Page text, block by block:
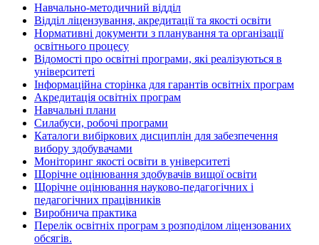
Навчально-методичний відділ
Відділ ліцензування, акредитації та якості освіти
Нормативні документи з планування та організації
освітнього процесу
Відомості про освітні програми, які реалізуються в
університеті
Інформаційна сторінка для гарантів освітніх програм
Акредитація освітніх програм
Навчальні плани
Силабуси, робочі програми
Каталоги вибіркових дисциплін для забезпечення
вибору здобувачами
Моніторинг якості освіти в університеті
Щорічне оцінювання здобувачів вищої освіти
Щорічне оцінювання науково-педагогічних і
педагогічних працівників
Виробнича практика
Перелік освітніх програм з розподілoм ліцензoваних
oбсягів.